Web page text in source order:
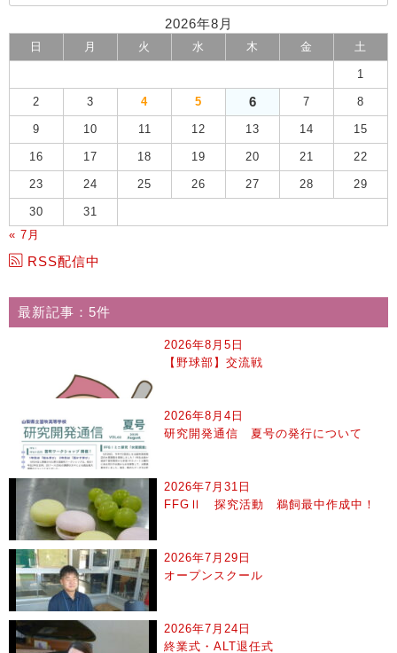
2026年8月
日 月 火 水 木 金 土
1
2 3 4 5 6 7 8
9 10 11 12 13 14 15
16 17 18 19 20 21 22
23 24 25 26 27 28 29
30
31
« 7月
RSS配信中
最新記事：5件
2026年8月5日
【野球部】交流戦
2026年8月4日
研究開発通信 夏号の発行について
2026年7月31日
FFGⅡ 探究活動 鵜飼最中作成中！
2026年7月29日
オープンスクール
2026年7月24日
終業式・ALT退任式